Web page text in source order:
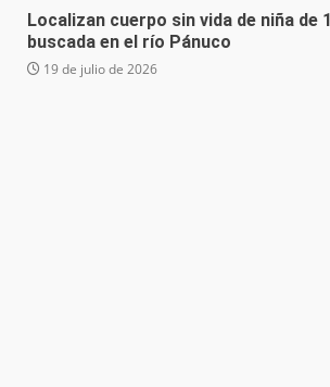
Localizan cuerpo sin vida de niña de
buscada en el río Pánuco
19 de julio de 2026